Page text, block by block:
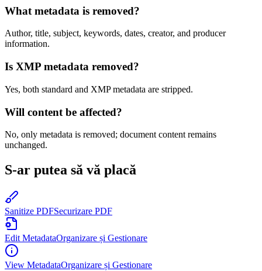
What metadata is removed?
Author, title, subject, keywords, dates, creator, and producer
information.
Is XMP metadata removed?
Yes, both standard and XMP metadata are stripped.
Will content be affected?
No, only metadata is removed; document content remains
unchanged.
S-ar putea să vă placă
Sanitize PDFSecurizare PDF
Edit MetadataOrganizare și Gestionare
View MetadataOrganizare și Gestionare